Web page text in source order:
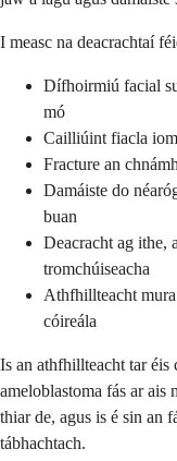
I measc na deacrachtaí
Dífhoirmiú facial
mó
Cailliúint fiacla
Fracture an
Damáiste do
buan
Deacracht ag ithe,
tromchúiseacha
Athfhillteacht
cóireála
Is an athfhillteacht tar éis
ameloblastoma fás ar ais
thiar de, agus is é sin an
tábhachtach.